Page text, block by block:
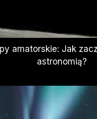
amatorskie: Jak
astronomią?